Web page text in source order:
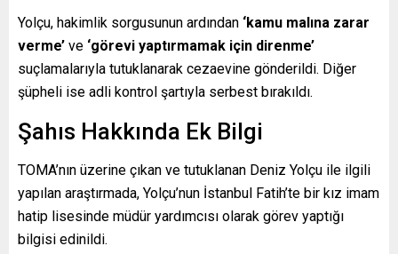
Yolçu, hakimlik sorgusunun ardından ‘kamu malına zarar
verme’ ve ‘görevi yaptırmamak için direnme’
suçlamalarıyla tutuklanarak cezaevine gönderildi. Diğer
şüpheli ise adli kontrol şartıyla serbest bırakıldı.
Şahıs Hakkında Ek Bilgi
TOMA’nın üzerine çıkan ve tutuklanan Deniz Yolçu ile ilgili
yapılan araştırmada, Yolçu’nun İstanbul Fatih’te bir kız imam
hatip lisesinde müdür yardımcısı olarak görev yaptığı
bilgisi edinildi.